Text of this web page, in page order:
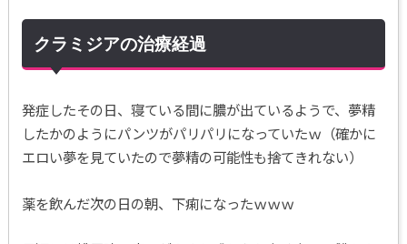
クラミジアの治療経過
発症したその日、寝ている間に膿が出ているようで、夢精
したかのようにパンツがパリパリになっていたｗ（確かに
エロい夢を見ていたので夢精の可能性も捨てきれない）
薬を飲んだ次の日の朝、下痢になったｗｗｗ